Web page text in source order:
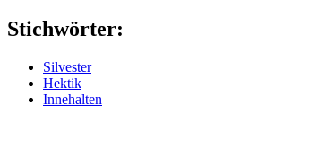
Stichwörter:
Silvester
Hektik
Innehalten